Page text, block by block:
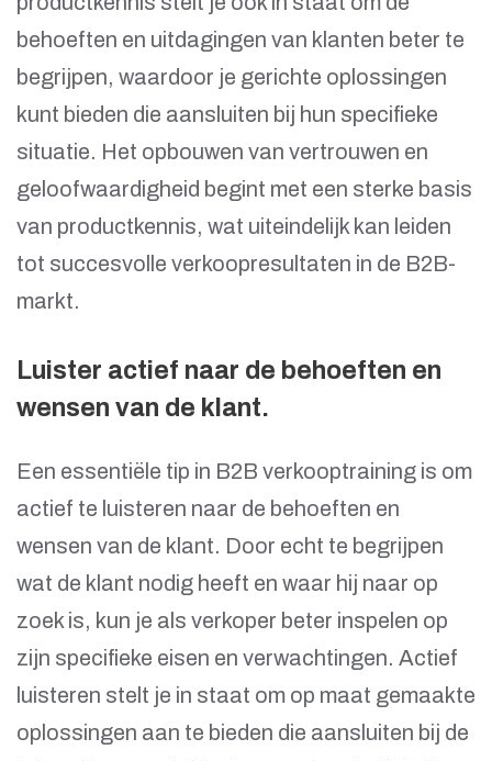
behoeften en uitdagingen van klanten beter te
begrijpen, waardoor je gerichte oplossingen
kunt bieden die aansluiten bij hun specifieke
situatie. Het opbouwen van vertrouwen en
geloofwaardigheid begint met een sterke basis
van productkennis, wat uiteindelijk kan leiden
tot succesvolle verkoopresultaten in de B2B-
markt.
Luister actief naar de behoeften en
wensen van de klant.
Een essentiële tip in B2B verkooptraining is om
actief te luisteren naar de behoeften en
wensen van de klant. Door echt te begrijpen
wat de klant nodig heeft en waar hij naar op
zoek is, kun je als verkoper beter inspelen op
zijn specifieke eisen en verwachtingen. Actief
luisteren stelt je in staat om op maat gemaakte
oplossingen aan te bieden die aansluiten bij de